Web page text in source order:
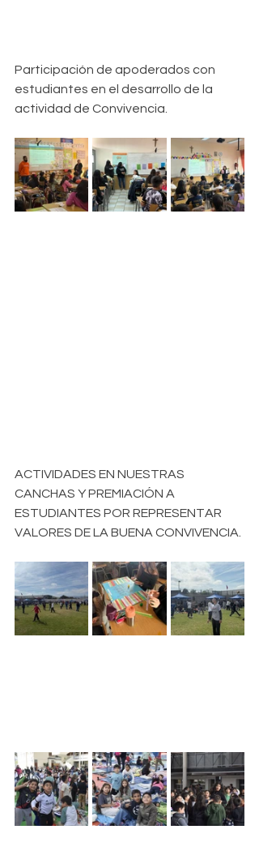
Participación de apoderados con
estudiantes en el desarrollo de la
actividad de Convivencia.
ACTIVIDADES EN NUESTRAS
CANCHAS Y PREMIACIÓN A
ESTUDIANTES POR REPRESENTAR
VALORES DE LA BUENA CONVIVENCIA.